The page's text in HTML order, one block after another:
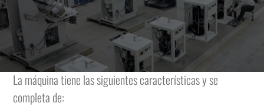
Máquina de planchar electroneumática con formas
calentadas a vapor, plato superior móvil y vaporizante
montado sobre brazo con comando a pedal y plato inferior
fijo.
La máquina tiene las siguientes características y se
completa de: